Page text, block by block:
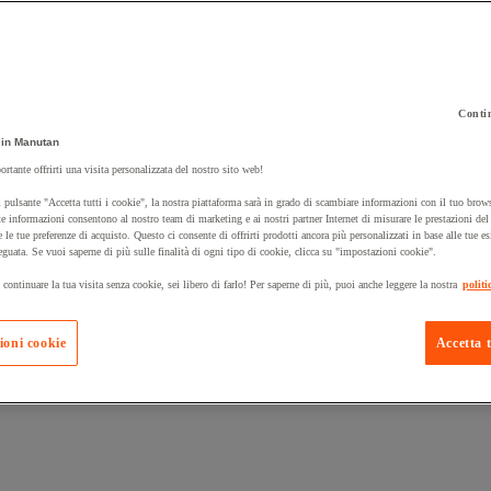
un prodotto:
Manutan Expert
Prodotti in
Manutan
offrirti una visita personalizzata del nostro sito web!
pulsante "Accetta tutti i cookie", la nostra piattaforma sarà in grado di scambiare informazioni con il tuo
informazioni consentono al nostro team di marketing e ai nostri partner Internet di misurare le prestazioni
le tue preferenze di acquisto. Questo ci consente di offrirti prodotti ancora più personalizzati in base alle tue
Se vuoi saperne di più sulle finalità di ogni tipo di cookie, clicca su "impostazioni cookie".
la tua visita senza cookie, sei libero di farlo! Per saperne di più, puoi anche leggere la nostra
Accetta
cookie